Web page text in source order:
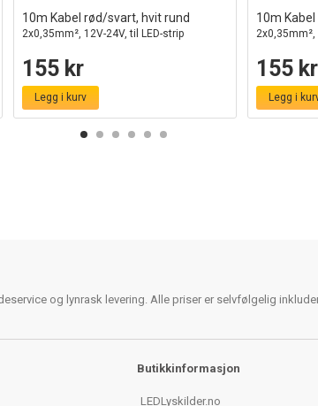
10m Kabel rød/svart, hvit rund
2x0,35mm², 12V-24V, til LED-strip
155 kr
Legg i kurv
10m
2x0,35mm²,
155 kr
Legg i
og lynrask levering. Alle priser er selvfølgelig
Butikkinformasjon
LEDLyskilder.no